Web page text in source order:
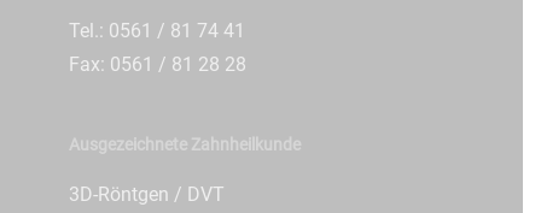
Tel.: 0561 / 81 74 41
Fax: 0561 / 81 28 28
Ausgezeichnete Zahnheilkunde
3D-Röntgen / DVT